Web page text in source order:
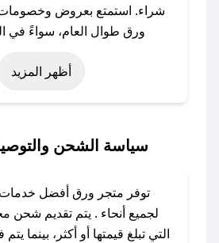
شراء. استمتع بعروض
ورق طوال العام، سواءً في
الفطر، عيد الأضحى، الجمعة
رمضان، اليوم الوطني، يوم
باستخدام تطبيق صحصح، يمكنك
تواصل معنا عبر تويتر أو
أظهر المزيد
سياسة الشحن
توفر متجر ورق أفضل
لجميع أنحاء . يتم تقديم شحن
التي تبلغ قيمتها أو أكثر، بينما